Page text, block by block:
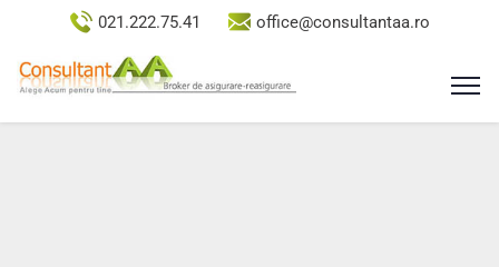
021.222.75.41 office@consultantaa.ro